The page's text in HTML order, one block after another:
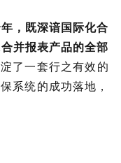
，既深谙国际化合
并报表产品的全部
了一套行之有效的
系统的成功落地，